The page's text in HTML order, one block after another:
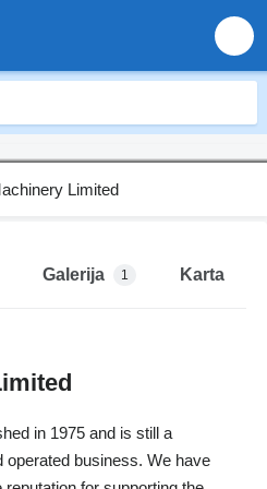
Galerija 1 Karta
in 1975 and is still a
business. We have